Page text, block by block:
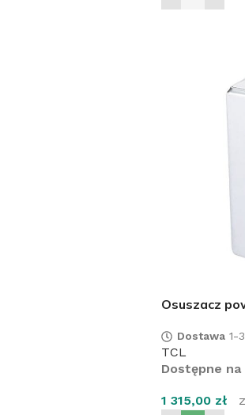
Osuszacz
Dostawa1-
TCL
Dostępne
1 315,00 zł